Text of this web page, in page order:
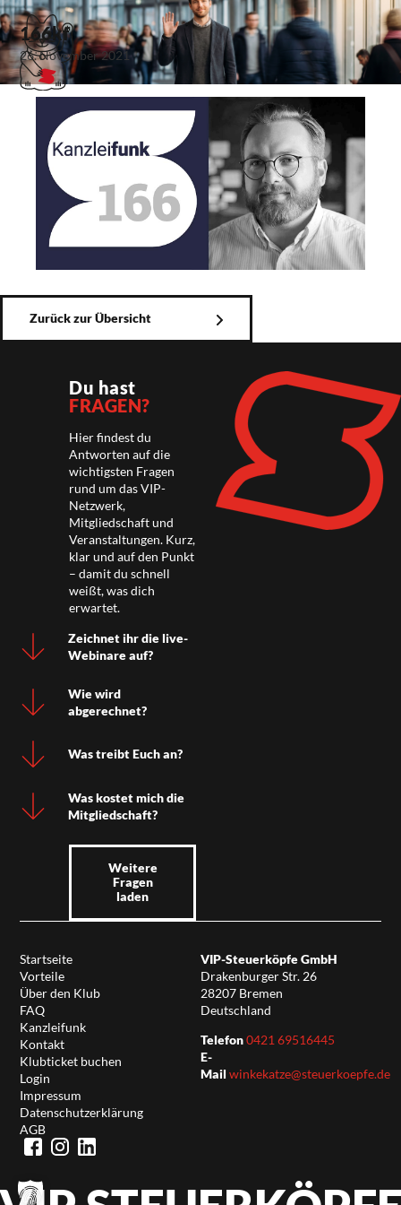
166kf
26. November 2021
Zurück zur Übersicht
Du hast
FRAGEN?
Hier findest du
Antworten auf die
wichtigsten Fragen
rund um das VIP-
Netzwerk,
Mitgliedschaft und
Veranstaltungen. Kurz,
klar und auf den Punkt
– damit du schnell
weißt, was dich
erwartet.
Zeichnet ihr die live-
Webinare auf?
Wie wird
abgerechnet?
Was treibt Euch an?
Was kostet mich die
Mitgliedschaft?
Weitere
Fragen
laden
Startseite
Vorteile
Über den Klub
FAQ
Kanzleifunk
Kontakt
Klubticket buchen
Login
Impressum
Datenschutzerklärung
AGB
VIP-Steuerköpfe GmbH
Drakenburger Str. 26
28207 Bremen
Deutschland
Telefon0421 69516445
E-
Mail winkekatze@steuerkoepfe.de